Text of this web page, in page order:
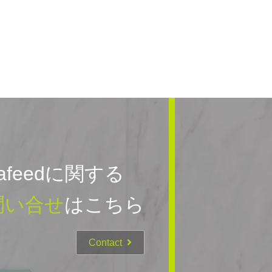
に関する
合せはこちら
Contact